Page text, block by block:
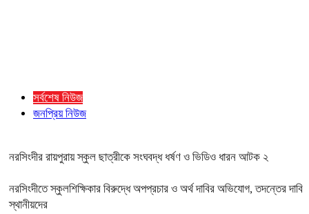
সর্বশেষ নিউজ
জনপ্রিয় নিউজ
নরসিংদীর রায়পুরায় স্কুল ছাত্রীকে সংঘবদ্ধ ধর্ষণ ও ভিডিও ধারন আটক ২
নরসিংদীতে স্কুলশিক্ষিকার বিরুদ্ধে অপপ্রচার ও অর্থ দাবির অভিযোগ, তদন্তের দাবি
স্থানীয়দের